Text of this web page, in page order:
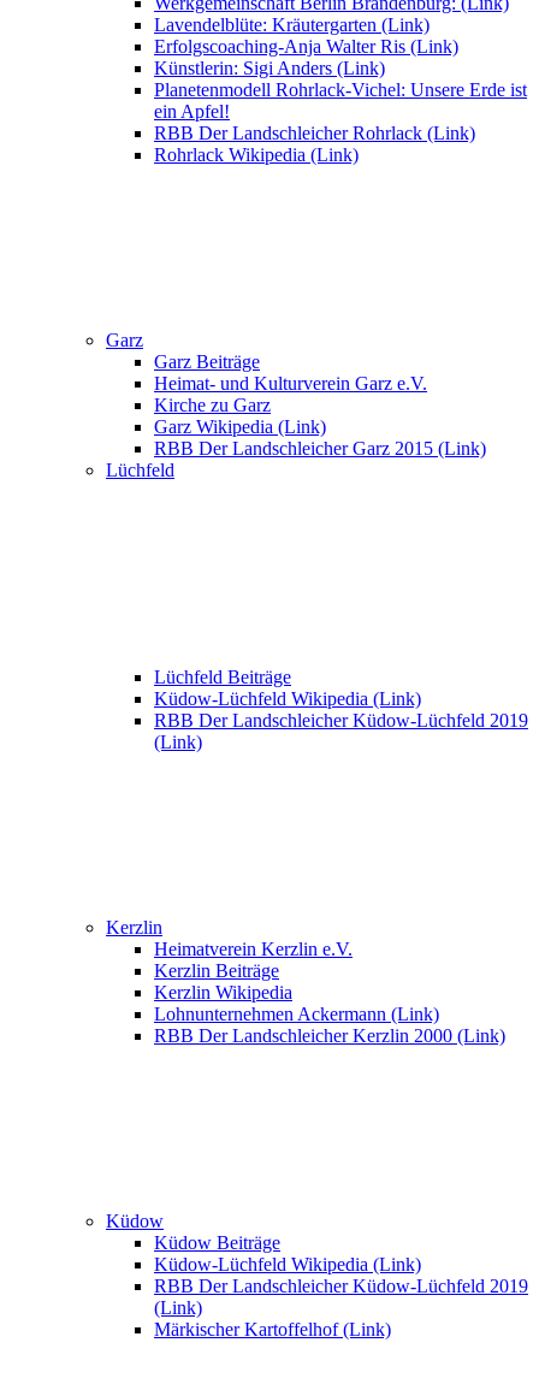
Lavendelblüte: Kräutergarten (Link)
Erfolgscoaching-Anja Walter Ris (Link)
Künstlerin: Sigi Anders (Link)
Planetenmodell Rohrlack-Vichel: Unsere Erde ist
ein Apfel!
RBB Der Landschleicher Rohrlack (Link)
Rohrlack Wikipedia (Link)
Garz
Garz Beiträge
Heimat- und Kulturverein Garz e.V.
Kirche zu Garz
Garz Wikipedia (Link)
RBB Der Landschleicher Garz 2015 (Link)
Lüchfeld
Lüchfeld Beiträge
Küdow-Lüchfeld Wikipedia (Link)
RBB Der Landschleicher Küdow-Lüchfeld 2019
(Link)
Kerzlin
Heimatverein Kerzlin e.V.
Kerzlin Beiträge
Kerzlin Wikipedia
Lohnunternehmen Ackermann (Link)
RBB Der Landschleicher Kerzlin 2000 (Link)
Küdow
Küdow Beiträge
Küdow-Lüchfeld Wikipedia (Link)
RBB Der Landschleicher Küdow-Lüchfeld 2019
(Link)
Märkischer Kartoffelhof (Link)